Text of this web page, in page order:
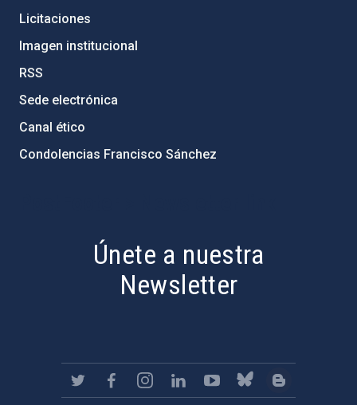
Licitaciones
Imagen institucional
RSS
Sede electrónica
Canal ético
Condolencias Francisco Sánchez
Únete a nuestra
Newsletter